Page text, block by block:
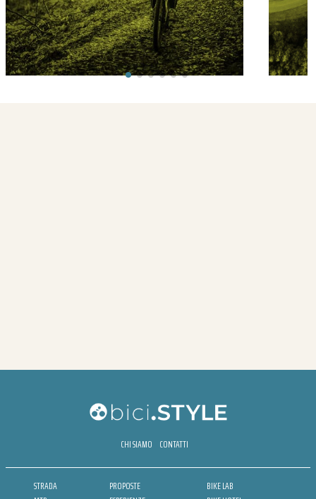
CHI SIAMO CONTATTI
STRADA
PROPOSTE
BIKE LAB